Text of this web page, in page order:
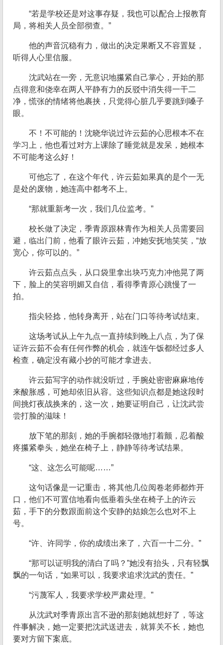
“若是学校还是对这事存疑，我也可以配合上报教育
局，将相关人员全部彻查。”
他的声音沉稳有力，做出的决定果断又不容置疑，
听得人心里信服。
沈武站在一旁，无意识地攥紧自己掌心，开始的那
点得意和侥幸在两人平静有力的反驳中消失得一干二
净，慌张的情绪将他裹挟，只觉得心脏几乎要跳到嗓子
眼。
不！不可能的！沈晓华说过许云茹的心思根本不在
学习上，他也看过对方上课除了睡觉就是发呆，她根本
不可能考这么好！
可他忘了，在这个年代，许云茹如果真的是个一无
是处的废物，她连高中都考不上。
“那就重新考一次，我们几位监考。”
校长做了决定，季青原跟林青作为相关人员需要回
避，临出门前，他看了眼许云茹，冲她安抚地笑笑，“放
宽心，你可以的。”
许云茹点点头，从口袋里拿出块巧克力冲他晃了两
下，脸上的笑容明媚又自信，看得季青原心跳慢了一
拍。
指尖轻捻，他转身离开，站在门口等待考试结束。
这场考试从上午九点一直持续到晚上八点，为了保
证许云茹不会有任何作弊的机会，就连午饭都经过多人
检查，确定没有藏小抄的可能才拿进去。
许云茹写字的动作就没听过，手腕处密密麻麻地传
来酸胀感，可她却依旧从容。这些知识点都是她这段时
间挑灯夜战换来的，这一次，她要证明自己，让沈武尝
尝打脸的滋味！
放下笔的那刻，她的手腕都轻微地打着颤，忍着酸
疼攥紧拳头，她坐在椅子上，静静等待考试结果。
“这、这怎么可能呢……”
这句话像是一记重击，将其他几位阅卷老师都炸开
口，他们不可置信地看向低垂着头坐在椅子上的许云
茹，手下的分数跟面前这个安静的姑娘怎么也对不上
号。
“许、许同学，你的成绩出来了，六百一十二分。”
“那可以证明我的清白了吗？”她没有抬头，只有轻飘
飘的一句话，“如果可以，我要求追求沈武的责任。”
“污蔑军人，我要求学校严肃处理。”
从沈武对季青原出言不逊的那刻她就想好了，等这
件事解决，她一定要把沈武送进去，就算关不长，她也
要对方留下案底。